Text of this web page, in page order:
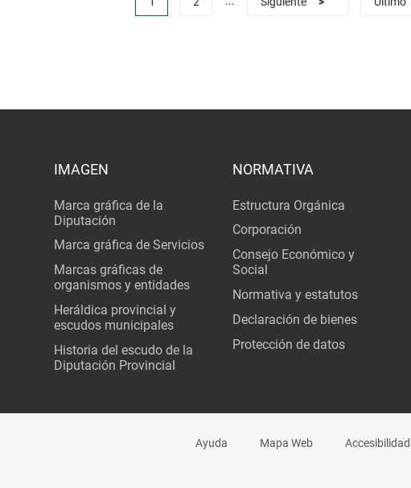
IMAGEN
Marca gráfica de la
Diputación
Marca gráfica de Servicios
Marcas gráficas de
organismos y entidades
Heráldica provincial y
escudos municipales
Historia del escudo de la
Diputación Provincial
NORMATIVA
Estructura Orgánica
Corporación
Consejo Económico y
Social
Normativa y estatutos
Declaración de bienes
Protección de datos
Ayuda Mapa Web Accesibilidad